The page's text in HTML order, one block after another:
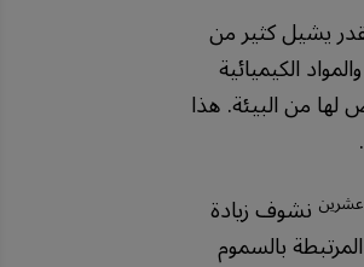
يشيل كثير من
الكيميائية
لها من البيئة. هذا
نشوف زيادة
بالسموم